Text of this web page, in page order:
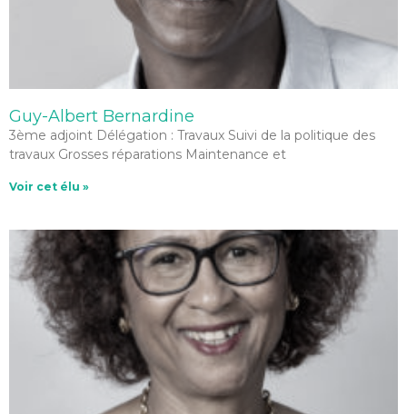
Guy-Albert Bernardine
3ème adjoint Délégation : Travaux Suivi de la politique des
travaux Grosses réparations Maintenance et
Voir cet élu »